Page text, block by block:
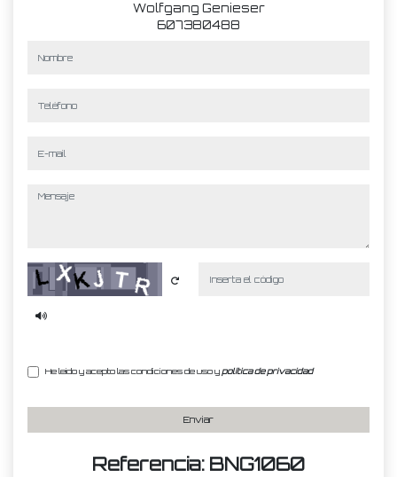
Wolfgang Genieser
607380488
mensaje
Captcha
He leído y acepto las condiciones de uso ypolítica de privacidad
Enviar
Referencia: BNG1060